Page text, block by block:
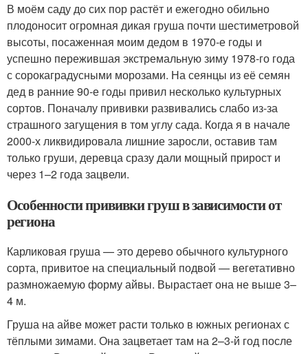
В моём саду до сих пор растёт и ежегодно обильно
плодоносит огромная дикая груша почти шестиметровой
высоты, посаженная моим дедом в 1970-е годы и
успешно пережившая экстремальную зиму 1978-го года
с сорокаградусными морозами. На сеянцы из её семян
дед в ранние 90-е годы привил несколько культурных
сортов. Поначалу прививки развивались слабо из-за
страшного загущения в том углу сада. Когда я в начале
2000-х ликвидировала лишние заросли, оставив там
только груши, деревца сразу дали мощный прирост и
через 1–2 года зацвели.
Особенности прививки груш в зависимости от
региона
Карликовая груша — это дерево обычного культурного
сорта, привитое на специальный подвой — вегетативно
размножаемую форму айвы. Вырастает она не выше 3–
4 м.
Груша на айве может расти только в южных регионах с
тёплыми зимами. Она зацветает там на 2–3-й год после